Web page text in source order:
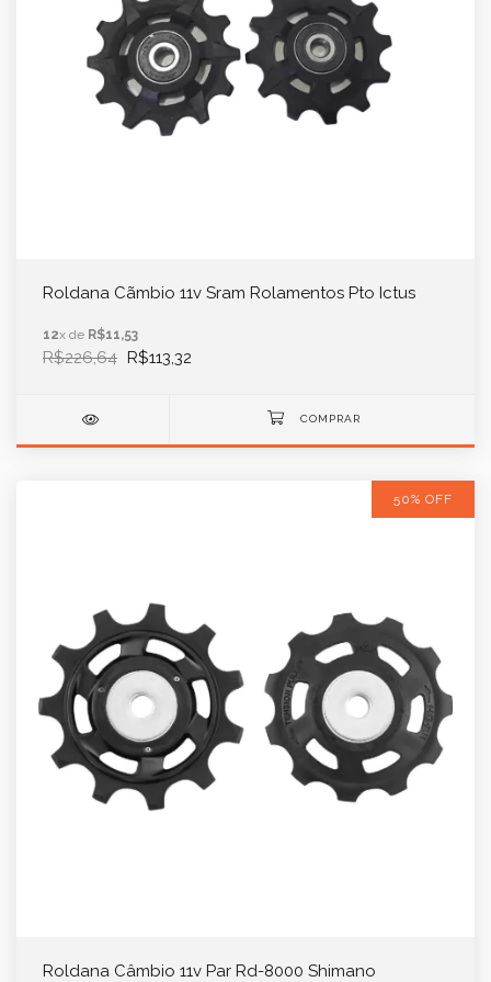
Roldana Cãmbio 11v Sram Rolamentos Pto Ictus
12x de R$11,53
R$226,64 R$113,32
50% OFF
Roldana Câmbio 11v Par Rd-8000 Shimano